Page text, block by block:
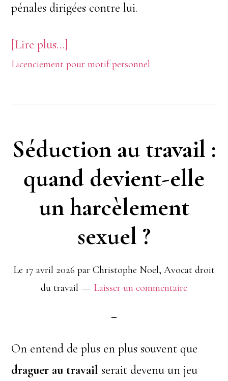
pénales dirigées contre lui.
[Lire plus…]
proposLa
t’elle
de
toute
sanction
Licenciement pour motif personnel
Séduction au travail :
quand devient-elle
un harcèlement
sexuel ?
Le 17 avril 2026 par Christophe Noel, Avocat droit
du travail
Laisser un commentaire
On entend de plus en plus souvent que
draguer au travail serait devenu un jeu